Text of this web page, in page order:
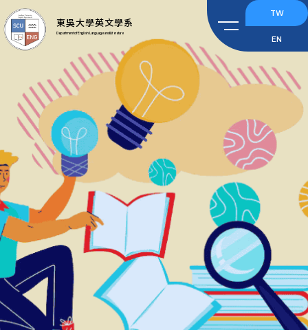
東吳大學英文學系
Department of English Language and Literature
TW
EN